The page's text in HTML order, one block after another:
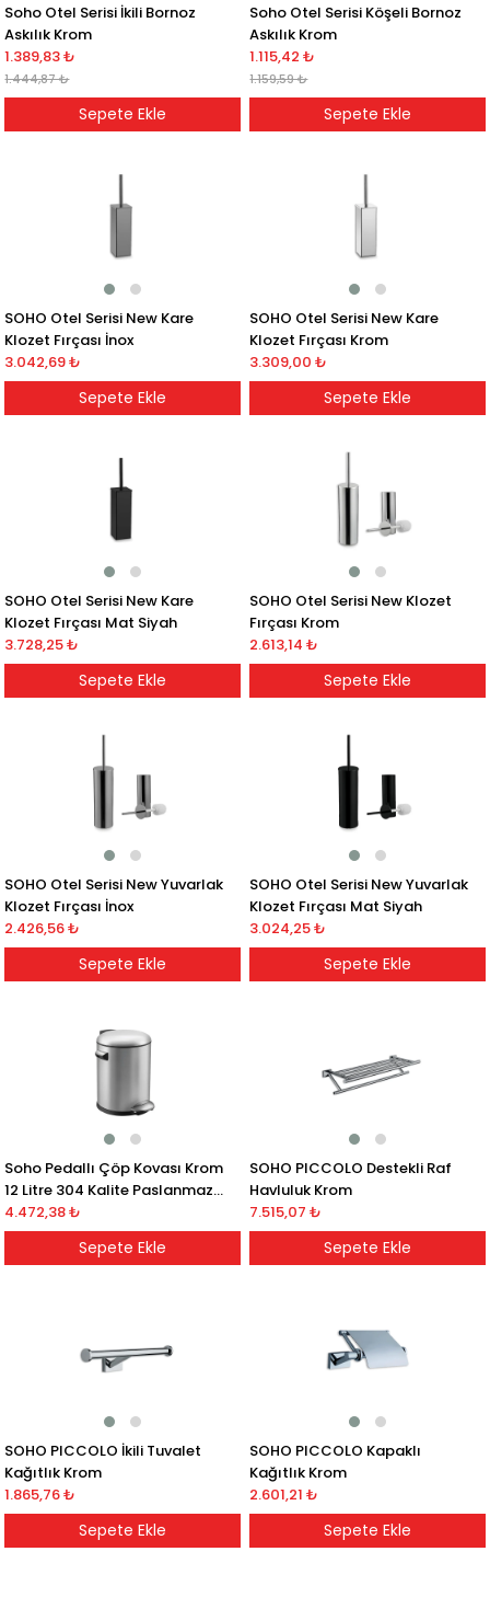
Soho Otel Serisi İkili Bornoz
Askılık Krom
1.389,83 ₺
1.444,87 ₺
Sepete Ekle
Soho Otel Serisi Köşeli Bornoz
Askılık Krom
1.115,42 ₺
1.159,59 ₺
Sepete Ekle
SOHO Otel Serisi New Kare
Klozet Fırçası İnox
3.042,69 ₺
Sepete Ekle
SOHO Otel Serisi New Kare
Klozet Fırçası Krom
3.309,00 ₺
Sepete Ekle
SOHO Otel Serisi New Kare
Klozet Fırçası Mat Siyah
3.728,25 ₺
Sepete Ekle
SOHO Otel Serisi New Klozet
Fırçası Krom
2.613,14 ₺
Sepete Ekle
SOHO Otel Serisi New Yuvarlak
Klozet Fırçası İnox
2.426,56 ₺
Sepete Ekle
SOHO Otel Serisi New Yuvarlak
Klozet Fırçası Mat Siyah
3.024,25 ₺
Sepete Ekle
Soho Pedallı Çöp Kovası Krom
12 Litre 304 Kalite Paslanmaz
Çelik
4.472,38 ₺
Sepete Ekle
SOHO PICCOLO Destekli Raf
Havluluk Krom
7.515,07 ₺
Sepete Ekle
SOHO PICCOLO İkili Tuvalet
Kağıtlık Krom
1.865,76 ₺
Sepete Ekle
SOHO PICCOLO Kapaklı
Kağıtlık Krom
2.601,21 ₺
Sepete Ekle